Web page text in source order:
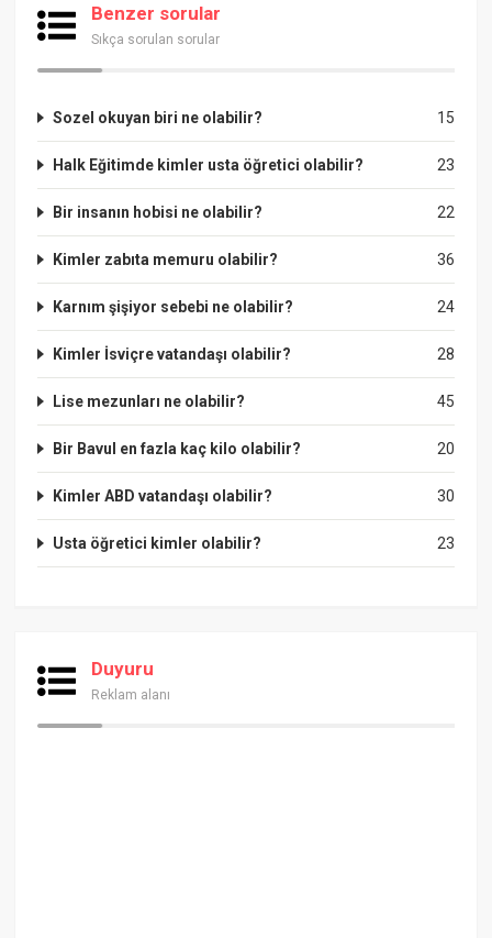
Benzer sorular
Sıkça sorulan sorular
15
Sozel okuyan biri ne olabilir?
23
Halk Eğitimde kimler usta öğretici olabilir?
22
Bir insanın hobisi ne olabilir?
36
Kimler zabıta memuru olabilir?
24
Karnım şişiyor sebebi ne olabilir?
28
Kimler İsviçre vatandaşı olabilir?
45
Lise mezunları ne olabilir?
20
Bir Bavul en fazla kaç kilo olabilir?
30
Kimler ABD vatandaşı olabilir?
23
Usta öğretici kimler olabilir?
Duyuru
Reklam alanı